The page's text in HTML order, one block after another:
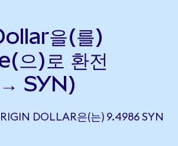
을(를)
으)로 환전
SYN)
DOLLAR은(는) 9.4986 SYN